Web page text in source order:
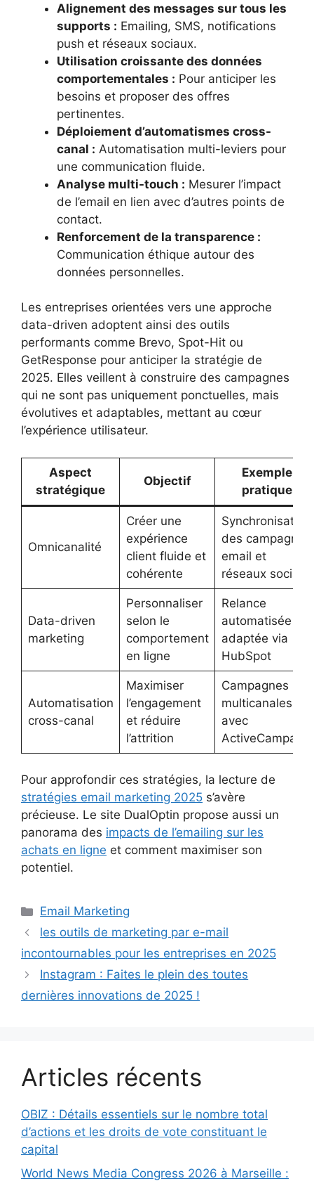
Alignement des messages sur tous les
supports : Emailing, SMS, notifications
push et réseaux sociaux.
Utilisation croissante des données
comportementales : Pour anticiper les
besoins et proposer des offres
pertinentes.
Déploiement d’automatismes cross-
canal : Automatisation multi-leviers pour
une communication fluide.
Analyse multi-touch : Mesurer l’impact
de l’email en lien avec d’autres points de
contact.
Renforcement de la transparence :
Communication éthique autour des
données personnelles.
Les entreprises orientées vers une approche
data-driven adoptent ainsi des outils
performants comme Brevo, Spot-Hit ou
GetResponse pour anticiper la stratégie de
2025. Elles veillent à construire des campagnes
qui ne sont pas uniquement ponctuelles, mais
évolutives et adaptables, mettant au cœur
l’expérience utilisateur.
Aspect
stratégique
Objectif
Exemple
pratique
Omnicanalité
Créer une
expérience
client fluide et
cohérente
Synchronisation
des campagnes
email et
réseaux sociaux
Data-driven
marketing
Personnaliser
selon le
comportement
en ligne
Relance
automatisée
adaptée via
HubSpot
Automatisation
cross-canal
Maximiser
l’engagement
et réduire
l’attrition
Campagnes
multicanales
avec
ActiveCampaign
Pour approfondir ces stratégies, la lecture de
stratégies email marketing 2025 s’avère
précieuse. Le site DualOptin propose aussi un
panorama des impacts de l’emailing sur les
achats en ligne et comment maximiser son
potentiel.
Catégories
Email Marketing
les outils de marketing par e-mail
incontournables pour les entreprises en 2025
Instagram : Faites le plein des toutes
dernières innovations de 2025 !
Articles récents
OBIZ : Détails essentiels sur le nombre total
d’actions et les droits de vote constituant le
capital
World News Media Congress 2026 à Marseille :